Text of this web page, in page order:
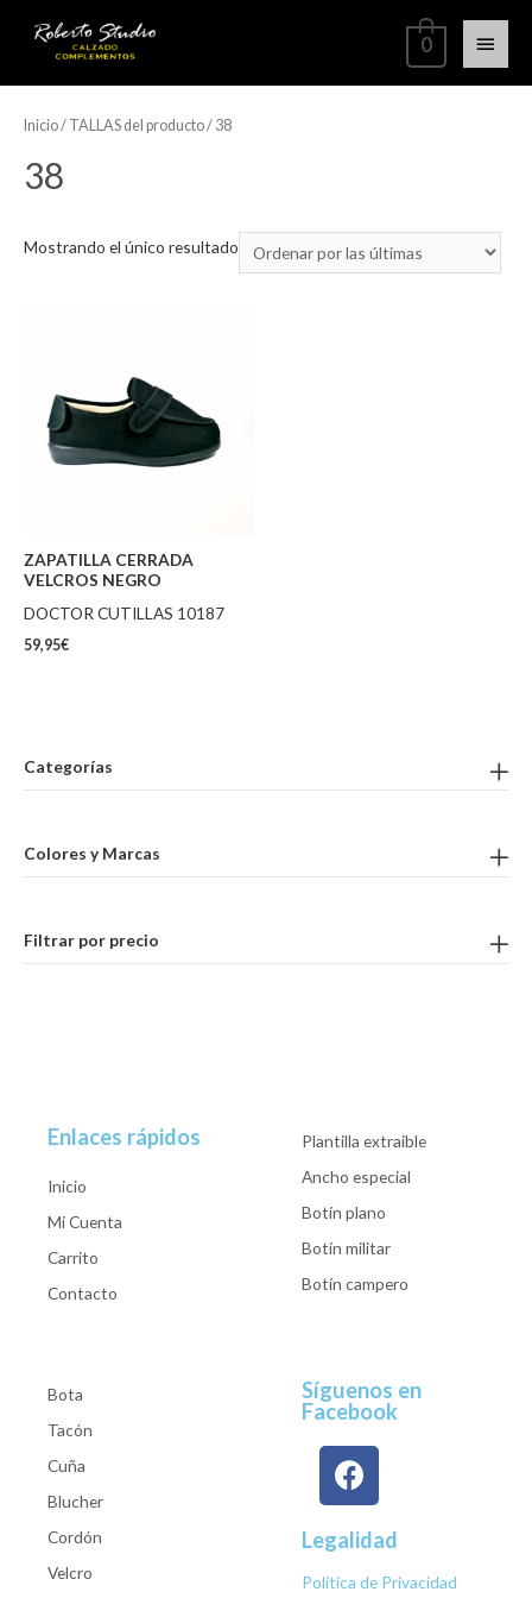
0
Categorías
Colores y Marcas
Filtrar por precio
Inicio/ TALLAS del producto / 38
38
Mostrando el único resultado
ZAPATILLA CERRADA
VELCROS NEGRO
DOCTOR CUTILLAS 10187
59,95€
Enlaces rápidos
Inicio
Mi Cuenta
Carrito
Contacto
Plantilla extraible
Ancho especial
Botín plano
Botín militar
Botín campero
Bota
Tacón
Cuña
Blucher
Cordón
Velcro
Síguenos en
Facebook
Legalidad
Política de Privacidad